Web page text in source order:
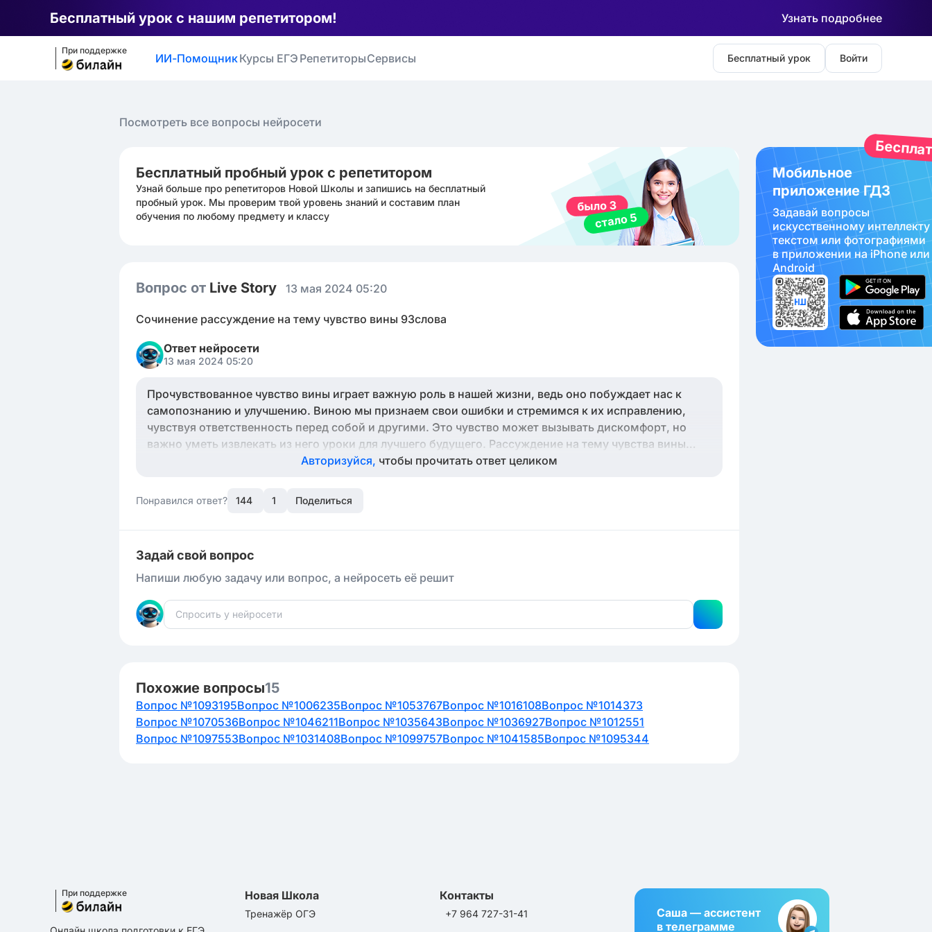
Бесплатный урок с нашим репетитором! Узнать подробнее
При поддержке
ИИ-ПомощникКурсы ЕГЭ РепетиторыСервисы Бесплатный урок Войти
Посмотреть все вопросы нейросети
Бесплатный пробный урок с репетитором
Узнай больше про репетиторов Новой Школы и запишись на бесплатный
пробный урок. Мы проверим твой уровень знаний и составим план
обучения по любому предмету и классу
Вопрос от Live Story 13 мая 2024 05:20
Сочинение рассуждение на тему чувство вины 93слова
Ответ нейросети
13 мая 2024 05:20
Прочувствованное чувство вины играет важную роль в нашей жизни, ведь оно побуждает нас к
самопознанию и улучшению. Виною мы признаем свои ошибки и стремимся к их исправлению,
чувствуя ответственность перед собой и другими. Это чувство может вызывать дискомфорт, но
важно уметь извлекать из него уроки для лучшего будущего. Рассуждение на тему чувства вины
позволит глубже понять себя и свои действия, стимулируя к развитию личности и эмоциональной
Авторизуйся, чтобы прочитать ответ целиком
Понравился ответ? 144 1 Поделиться
Задай свой вопрос
Напиши любую задачу или вопрос, а нейросеть её решит
Похожие вопросы15
Вопрос №1093195Вопрос №1006235Вопрос №1053767Вопрос №1016108Вопрос №1014373
Вопрос №1070536Вопрос №1046211Вопрос №1035643Вопрос №1036927Вопрос №1012551
Вопрос №1097553Вопрос №1031408Вопрос №1099757Вопрос №1041585Вопрос №1095344
Мобильное
приложение ГДЗ
Задавай вопросы
искуcственному интеллекту
текстом или фотографиями
в приложении на iPhone или
Android
При поддержке Новая Школа
Тренажёр ОГЭ
Контакты
+7 964 727-31-41
Саша — ассистент
в телеграмме